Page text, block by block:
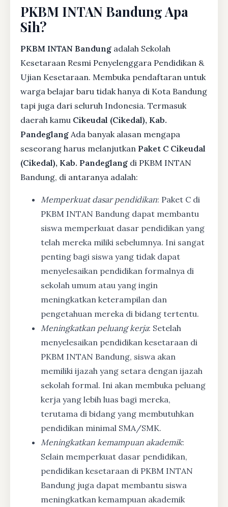
PKBM INTAN Bandung Apa
Sih?
PKBM INTAN Bandung adalah Sekolah
Kesetaraan Resmi Penyelenggara Pendidikan &
Ujian Kesetaraan. Membuka pendaftaran untuk
warga belajar baru tidak hanya di Kota Bandung
tapi juga dari seluruh Indonesia. Termasuk
daerah kamu Cikeudal (Cikedal), Kab.
Pandeglang Ada banyak alasan mengapa
seseorang harus melanjutkan Paket C Cikeudal
(Cikedal), Kab. Pandeglang di PKBM INTAN
Bandung, di antaranya adalah:
Memperkuat dasar pendidikan: Paket C di
PKBM INTAN Bandung dapat membantu
siswa memperkuat dasar pendidikan yang
telah mereka miliki sebelumnya. Ini sangat
penting bagi siswa yang tidak dapat
menyelesaikan pendidikan formalnya di
sekolah umum atau yang ingin
meningkatkan keterampilan dan
pengetahuan mereka di bidang tertentu.
Meningkatkan peluang kerja: Setelah
menyelesaikan pendidikan kesetaraan di
PKBM INTAN Bandung, siswa akan
memiliki ijazah yang setara dengan ijazah
sekolah formal. Ini akan membuka peluang
kerja yang lebih luas bagi mereka,
terutama di bidang yang membutuhkan
pendidikan minimal SMA/SMK.
Meningkatkan kemampuan akademik:
Selain memperkuat dasar pendidikan,
pendidikan kesetaraan di PKBM INTAN
Bandung juga dapat membantu siswa
meningkatkan kemampuan akademik